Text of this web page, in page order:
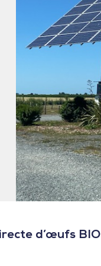
d’œufs BIO